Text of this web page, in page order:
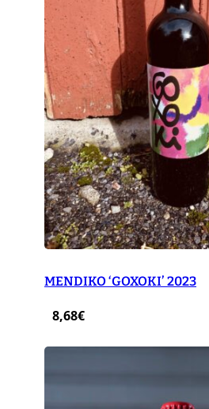
MENDIKO ‘GOXOKI’ 2023
8,68€